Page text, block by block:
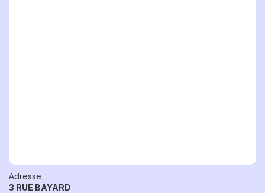
Adresse
3 RUE BAYARD